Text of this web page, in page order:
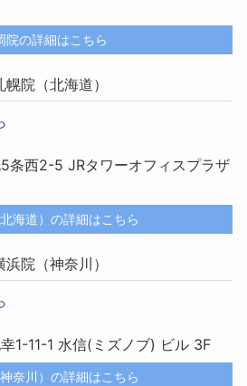
院の詳細はこちら
院（北海道）
条西2-5 JRタワーオフィスプラザ
海道）の詳細はこちら
院（神奈川）
1-11-1 水信(ミズノブ) ビル 3F
奈川）の詳細はこちら